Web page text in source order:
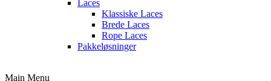
Laces
Klassiske Laces
Brede Laces
Rope Laces
Pakkeløsninger
Main Menu